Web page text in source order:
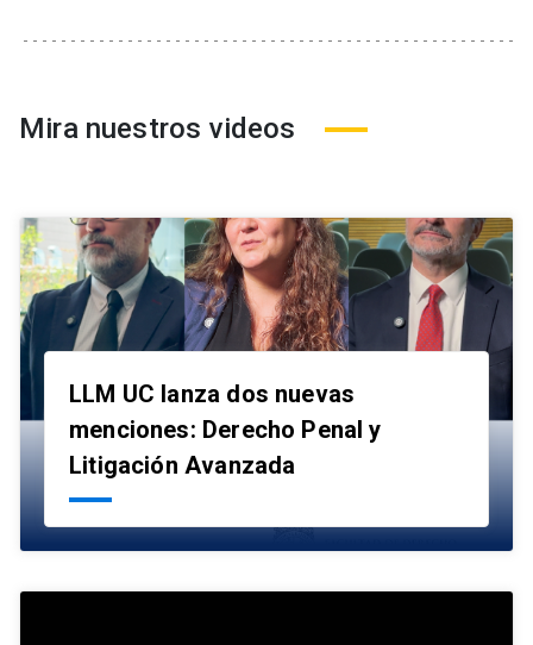
Mira nuestros videos
LLM UC lanza dos nuevas
menciones: Derecho Penal y
Litigación Avanzada